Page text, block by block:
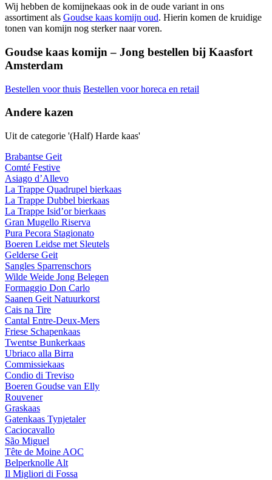
Wij hebben de komijnekaas ook in de oude variant in ons
assortiment als Goudse kaas komijn oud. Hierin komen de kruidige
tonen van komijn nog sterker naar voren.
Goudse kaas komijn – Jong bestellen bij Kaasfort
Amsterdam
Bestellen voor thuis Bestellen voor horeca en retail
Andere kazen
Uit de categorie '(Half) Harde kaas'
Brabantse Geit
Comté Festive
Asiago d’Allevo
La Trappe Quadrupel bierkaas
La Trappe Dubbel bierkaas
La Trappe Isid’or bierkaas
Gran Mugello Riserva
Pura Pecora Stagionato
Boeren Leidse met Sleutels
Gelderse Geit
Sangles Sparrenschors
Wilde Weide Jong Belegen
Formaggio Don Carlo
Saanen Geit Natuurkorst
Cais na Tire
Cantal Entre-Deux-Mers
Friese Schapenkaas
Twentse Bunkerkaas
Ubriaco alla Birra
Commissiekaas
Condio di Treviso
Boeren Goudse van Elly
Rouvener
Graskaas
Gatenkaas Tynjetaler
Caciocavallo
São Miguel
Tête de Moine AOC
Belperknolle Alt
Il Migliori di Fossa